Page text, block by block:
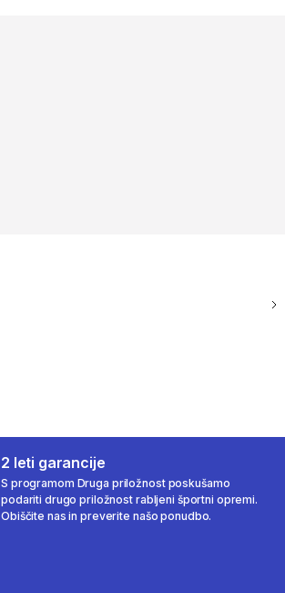
2 leti garancije
S programom Druga priložnost poskušamo
podariti drugo priložnost rabljeni športni opremi.
Obiščite nas in preverite našo ponudbo.